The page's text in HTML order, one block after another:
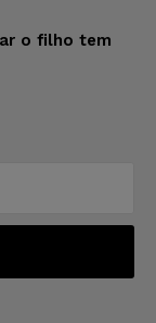
o filho tem